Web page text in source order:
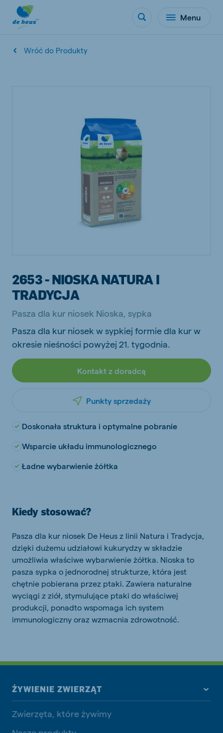
Menu
Wróć do Produkty
2653 - NIOSKA NATURA I
TRADYCJA
Pasza dla kur niosek Nioska, sypka
Pasza dla kur niosek w sypkiej formie dla kur w
okresie nieśności powyżej 21. tygodnia.
Kontakt z doradcą
Punkty sprzedaży
Doskonała struktura i optymalne pobranie
Wsparcie układu immunologicznego
Ładne wybarwienie żółtka
Kiedy stosować?
Pasza dla kur niosek De Heus z linii Natura i Tradycja,
dzięki dużemu udziałowi kukurydzy w składzie
umożliwia właściwe wybarwienie żółtka. Nioska to
pasza sypka o jednorodnej strukturze, która jest
chętnie pobierana przez ptaki. Zawiera naturalne
wyciągi z ziół, stymulujące ptaki do właściwej
produkcji, ponadto wspomaga ich system
immunologiczny oraz wzmacnia zdrowotność.
ŻYWIENIE ZWIERZĄT
Zwierzęta, które żywimy